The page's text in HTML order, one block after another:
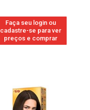
Faça seu login ou
cadastre-se para ver
preços e comprar